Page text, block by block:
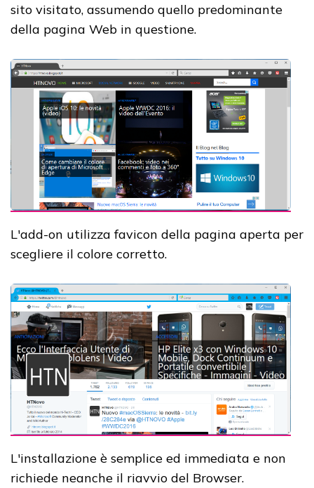
sito visitato, assumendo quello predominante
della pagina Web in questione.
L'add-on utilizza favicon della pagina aperta per
scegliere il colore corretto.
L'installazione è semplice ed immediata e non
richiede neanche il riavvio del Browser.